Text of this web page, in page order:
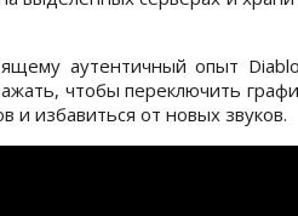
аутентичный опыт
чтобы переключить
и избавиться от новых звуков.